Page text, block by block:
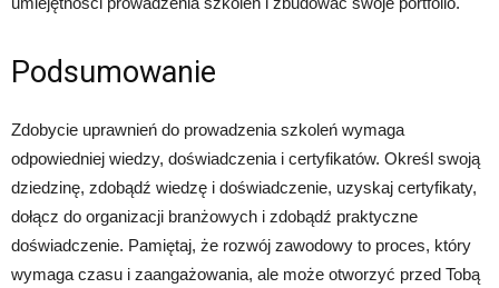
Podsumowanie
Zdobycie uprawnień do prowadzenia szkoleń wymaga
odpowiedniej wiedzy, doświadczenia i certyfikatów. Określ swoją
dziedzinę, zdobądź wiedzę i doświadczenie, uzyskaj certyfikaty,
dołącz do organizacji branżowych i zdobądź praktyczne
doświadczenie. Pamiętaj, że rozwój zawodowy to proces, który
wymaga czasu i zaangażowania, ale może otworzyć przed Tobą